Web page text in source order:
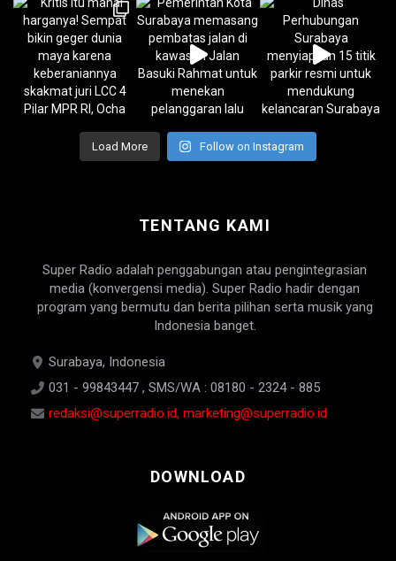
Load More Follow on Instagram
TENTANG KAMI
Super Radio adalah penggabungan atau pengintegrasian
media (konvergensi media). Super Radio hadir dengan
program yang bermutu dan berita pilihan serta musik yang
Indonesia banget.
Surabaya, Indonesia
031 - 99843447 , SMS/WA : 08180 - 2324 - 885
redaksi@superradio.id, marketing@superradio.id
DOWNLOAD